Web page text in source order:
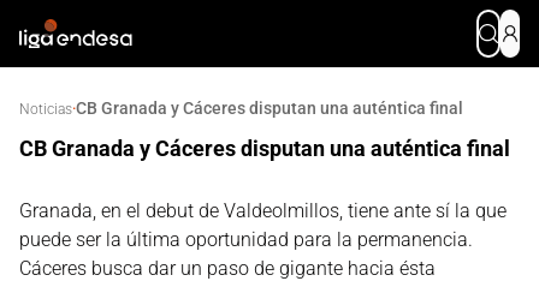
Noticias·CB Granada y Cáceres disputan una auténtica final
CB Granada y Cáceres disputan una auténtica final
Granada, en el debut de Valdeolmillos, tiene ante sí la que
puede ser la última oportunidad para la permanencia.
Cáceres busca dar un paso de gigante hacia ésta